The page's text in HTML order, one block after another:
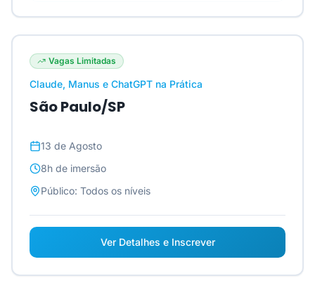
Vagas Limitadas
Claude, Manus e ChatGPT na Prática
São Paulo/SP
13 de Agosto
8h de imersão
Público: Todos os níveis
Ver Detalhes e Inscrever